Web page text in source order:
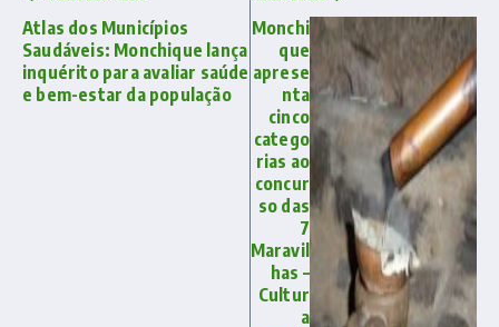
Atlas dos Municípios
Saudáveis: Monchique lança
inquérito para avaliar saúde
e bem-estar da população
Monchi
que
aprese
nta
cinco
catego
rias ao
concur
so das
7
Maravil
has –
Cultur
a